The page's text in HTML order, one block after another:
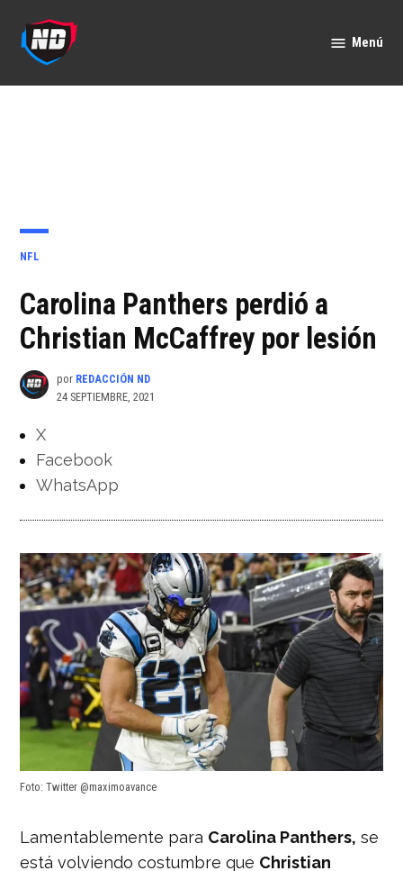
contenido
Menú
PUBLICADO
NFL
Carolina Panthers perdió a
Christian McCaffrey por lesión
por REDACCIÓN ND
24 SEPTIEMBRE, 2021
X
Facebook
WhatsApp
Foto: Twitter @maximoavance
Lamentablemente para Carolina Panthers, se
está volviendo costumbre que Christian